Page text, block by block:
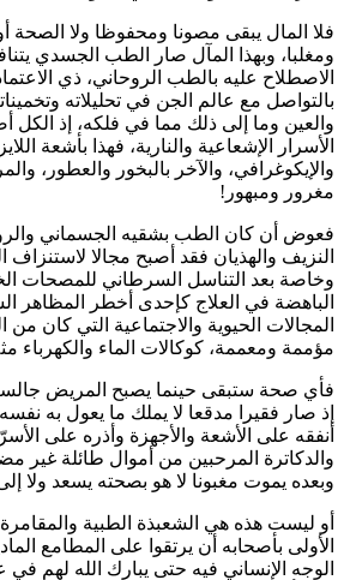
فلا المال يبقى مصونا ومحفوظا ولا الصحة
ومغلبا، وبهذا المآل صار الطب الجسدي
الاصطلاح عليه بالطب الروحاني، ذي
بالتواصل مع عالم الجن في تحليلاته
والعين وما إلى ذلك مما في فلكه، إذ الكل
الأسرار الإشعاعية والنارية، فهذا بأشعة
والإيكوغرافي، والآخر بالبخور والعطور،
مغرور ومبهور!
فعوض أن كان الطب بشقيه الجسماني
النزيف والهذيان فقد أصبح مجالا لاستنزاف
وخاصة بعد التناسل السرطاني للمصحات
الباهضة في العلاج كإحدى أخطر المظاهر
المجالات الحيوية والاجتماعية التي كان
مؤممة ومعممة، كوكالات الماء والكهرباء
فأي صحة ستبقى حينما يصبح المريض
إذ صار فقيرا مدقعا لا يملك ما يعول به
أنفقه على الأشعة والأجهزة وأذره على
والدكاترة المرحبين من أموال طائلة غير
وبعده يموت مغبونا لا هو بصحته يسعد ولا
أو ليست هذه هي الشعبذة الطبية
الأولى بأصحابه أن يرتقوا على المطامع
الوجه الإنساني فيه حتى يبارك الله لهم